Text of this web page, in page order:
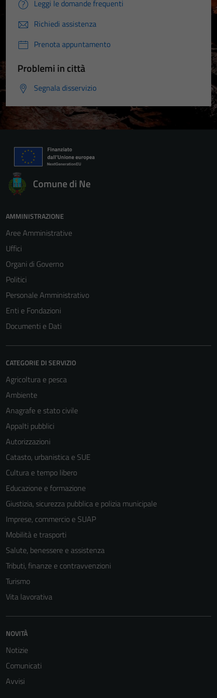
Leggi le domande frequenti
Richiedi assistenza
Prenota appuntamento
Problemi in città
Segnala disservizio
Comune di Ne
AMMINISTRAZIONE
Aree Amministrative
Uffici
Organi di Governo
Politici
Personale Amministrativo
Enti e Fondazioni
Documenti e Dati
CATEGORIE DI SERVIZIO
Agricoltura e pesca
Ambiente
Anagrafe e stato civile
Appalti pubblici
Autorizzazioni
Catasto, urbanistica e SUE
Cultura e tempo libero
Educazione e formazione
Giustizia, sicurezza pubblica e polizia municipale
Imprese, commercio e SUAP
Mobilità e trasporti
Salute, benessere e assistenza
Tributi, finanze e contravvenzioni
Turismo
Vita lavorativa
NOVITÀ
Notizie
Comunicati
Avvisi